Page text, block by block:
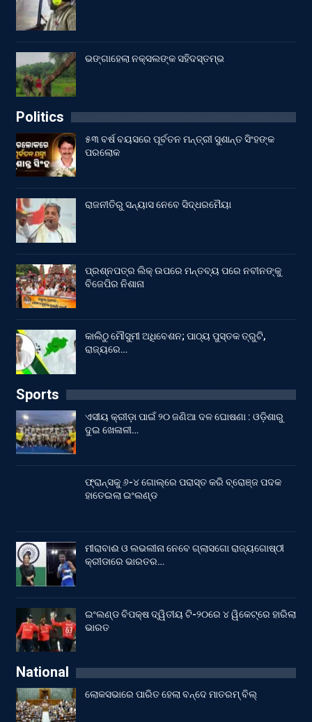
ଭଙ୍ଗାହେଲା ନକ୍ସଲଙ୍କ ସହିଦସ୍ତମ୍ଭ
Politics
୫୩ ବର୍ଷ ବୟସରେ ପୂର୍ବତନ ମନ୍ତ୍ରୀ ସୁଶାନ୍ତ ସିଂହଙ୍କ
ପରଲୋକ
ରାଜନୀତିରୁ ସନ୍ୟାସ ନେବେ ସିଦ୍ଧରମୈୟା
ପ୍ରଶ୍ନପତ୍ର ଲିକ୍ ଉପରେ ମନ୍ତବ୍ୟ ପରେ ନବୀନଙ୍କୁ
ବିଜେପିର ନିଶାନା
କାଲିଠୁ ମୌସୁମୀ ଅଧିବେଶନ; ପାଠ୍ୟ ପୁସ୍ତକ ତ୍ରୁଟି,
ରାଜ୍ୟରେ…
Sports
ଏସୀୟ କ୍ରୀଡ଼ା ପାଇଁ ୨୦ ଜଣିଆ ଦଳ ଘୋଷଣା : ଓଡ଼ିଶାରୁ
ଦୁଇ ଖେଳାଳୀ…
ଫ୍ରାନ୍ସକୁ ୬-୪ ଗୋଲ୍‌ରେ ପରାସ୍ତ କରି ବ୍ରୋଞ୍ଜ ପଦକ
ହାତେଇଲା ଇଂଲଣ୍ଡ
ମୀରାବାଈ ଓ ଲଭଲୀନା ନେବେ ଗ୍ଲାସଗୋ ରାଜ୍ୟଗୋଷ୍ଠୀ
କ୍ରୀଡାରେ ଭାରତର…
ଇଂଲଣ୍ଡ ବିପକ୍ଷ ଦ୍ୱିତୀୟ ଟି-୨୦ରେ ୪ ୱିକେଟ୍‌ରେ ହାରିଲା
ଭାରତ
National
ଲୋକସଭାରେ ପାରିତ ହେଲା ବନ୍ଦେ ମାତରମ୍‌ ବିଲ୍‌